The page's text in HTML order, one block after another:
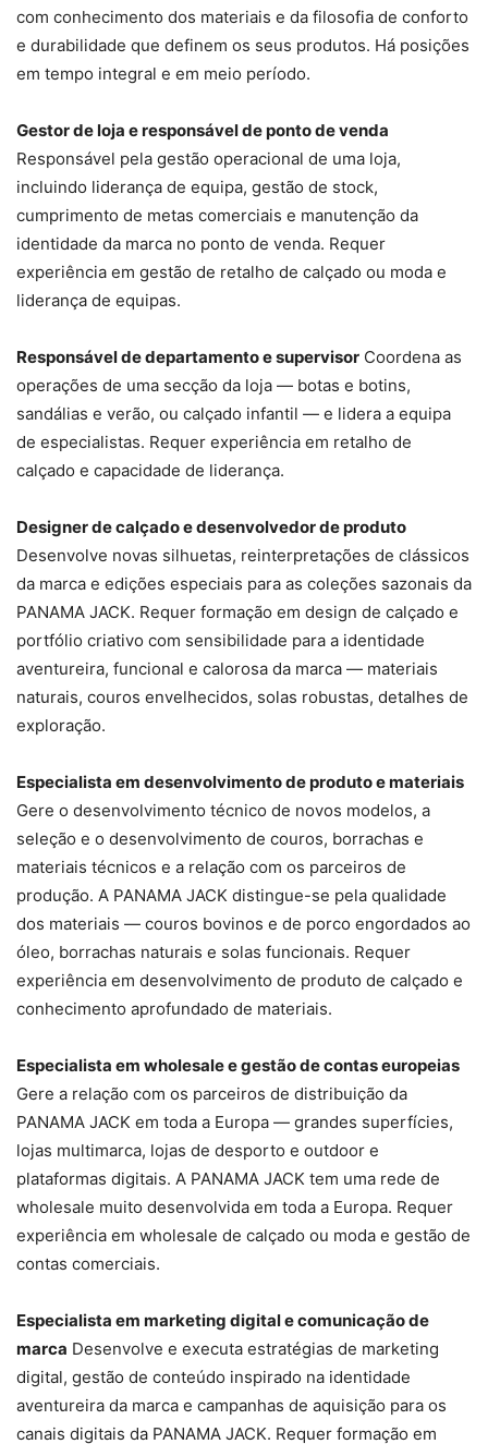
com conhecimento dos materiais e da filosofia de conforto
e durabilidade que definem os seus produtos. Há posições
em tempo integral e em meio período.
Gestor de loja e responsável de ponto de venda
Responsável pela gestão operacional de uma loja,
incluindo liderança de equipa, gestão de stock,
cumprimento de metas comerciais e manutenção da
identidade da marca no ponto de venda. Requer
experiência em gestão de retalho de calçado ou moda e
liderança de equipas.
Responsável de departamento e supervisor Coordena as
operações de uma secção da loja — botas e botins,
sandálias e verão, ou calçado infantil — e lidera a equipa
de especialistas. Requer experiência em retalho de
calçado e capacidade de liderança.
Designer de calçado e desenvolvedor de produto
Desenvolve novas silhuetas, reinterpretações de clássicos
da marca e edições especiais para as coleções sazonais da
PANAMA JACK. Requer formação em design de calçado e
portfólio criativo com sensibilidade para a identidade
aventureira, funcional e calorosa da marca — materiais
naturais, couros envelhecidos, solas robustas, detalhes de
exploração.
Especialista em desenvolvimento de produto e materiais
Gere o desenvolvimento técnico de novos modelos, a
seleção e o desenvolvimento de couros, borrachas e
materiais técnicos e a relação com os parceiros de
produção. A PANAMA JACK distingue-se pela qualidade
dos materiais — couros bovinos e de porco engordados ao
óleo, borrachas naturais e solas funcionais. Requer
experiência em desenvolvimento de produto de calçado e
conhecimento aprofundado de materiais.
Especialista em wholesale e gestão de contas europeias
Gere a relação com os parceiros de distribuição da
PANAMA JACK em toda a Europa — grandes superfícies,
lojas multimarca, lojas de desporto e outdoor e
plataformas digitais. A PANAMA JACK tem uma rede de
wholesale muito desenvolvida em toda a Europa. Requer
experiência em wholesale de calçado ou moda e gestão de
contas comerciais.
Especialista em marketing digital e comunicação de
marca Desenvolve e executa estratégias de marketing
digital, gestão de conteúdo inspirado na identidade
aventureira da marca e campanhas de aquisição para os
canais digitais da PANAMA JACK. Requer formação em